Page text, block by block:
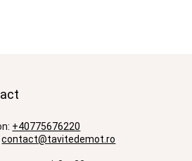
+40775676220
contact@tavitedemot.ro